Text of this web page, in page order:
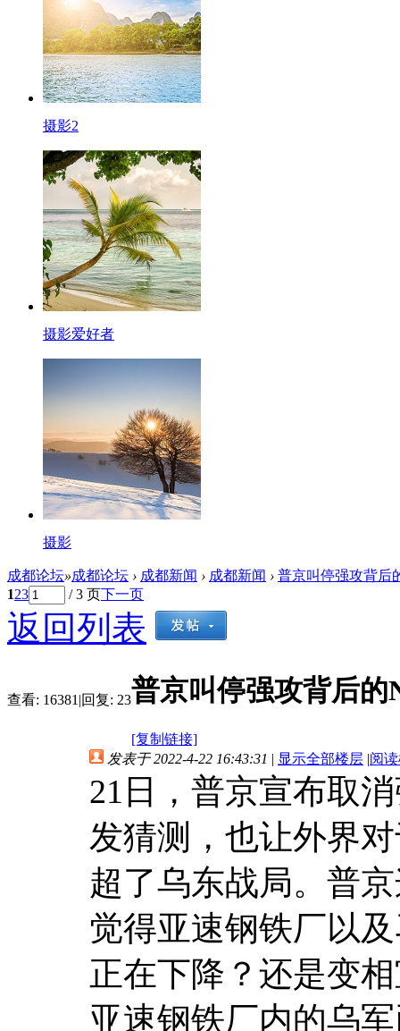
摄影2
摄影爱好者
摄影
成都论坛»成都论坛 › 成都新闻 › 成都新闻 › 普京叫停强攻背后
123 / 3 页下一页
返回列表
查看: 16381 |回复: 23普京叫停强攻背后
[复制链接]
发表于 2022-4-22 16:43:31 | 显示全部楼层 |阅
21日，普京宣布取
发猜测，也让外界
超了乌东战局。普
觉得亚速钢铁厂以
正在下降？还是变
亚速钢铁厂内的乌